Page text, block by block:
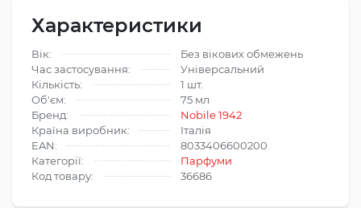
Характеристики
Вік:
Без вікових обмежень
Час застосування:
Універсальний
Кількість:
1 шт.
Об'єм:
75 мл
Бренд:
Nobile 1942
Країна виробник:
Італія
EAN:
8033406600200
Категорії:
Парфуми
Код товару:
36686